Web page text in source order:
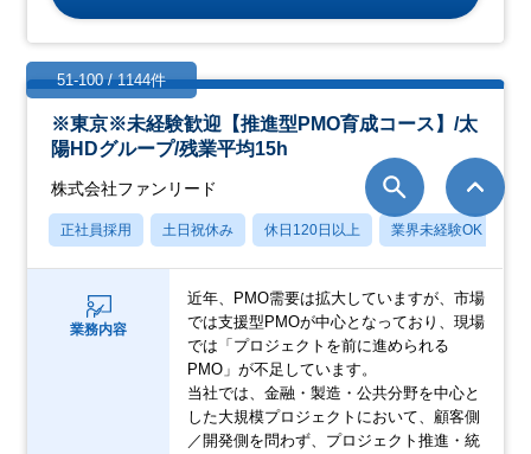
※東京※未経験歓迎【推進型PMO育成コース】/太
陽HDグループ/残業平均15h
株式会社ファンリード
正社員採用 土日祝休み 休日120日以上 業界未経験OK
業務内容
近年、PMO需要は拡大していますが、市場
では支援型PMOが中心となっており、現場
では「プロジェクトを前に進められる
PMO」が不足しています。
当社では、金融・製造・公共分野を中心と
した大規模プロジェクトにおいて、顧客側
／開発側を問わず、プロジェクト推進・統
51-100 / 1144件